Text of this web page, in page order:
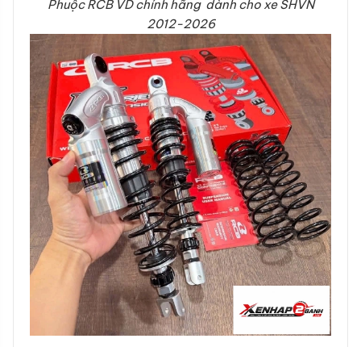
Phuộc RCB VD chính hãng dành cho xe SHVN
2012-2026